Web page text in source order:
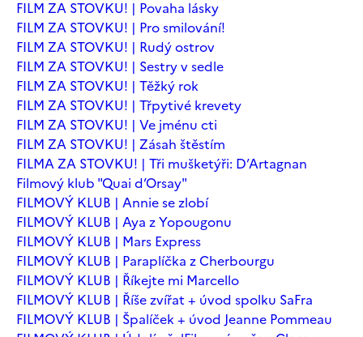
FILM ZA STOVKU! | Povaha lásky
FILM ZA STOVKU! | Pro smilování!
FILM ZA STOVKU! | Rudý ostrov
FILM ZA STOVKU! | Sestry v sedle
FILM ZA STOVKU! | Těžký rok
FILM ZA STOVKU! | Třpytivé krevety
FILM ZA STOVKU! | Ve jménu cti
FILM ZA STOVKU! | Zásah štěstím
FILMA ZA STOVKU! | Tři mušketýři: D’Artagnan
Filmový klub "Quai d’Orsay"
FILMOVÝ KLUB | Annie se zlobí
FILMOVÝ KLUB | Aya z Yopougonu
FILMOVÝ KLUB | Mars Express
FILMOVÝ KLUB | Paraplíčka z Cherbourgu
FILMOVÝ KLUB | Říkejte mi Marcello
FILMOVÝ KLUB | Říše zvířat + úvod spolku SaFra
FILMOVÝ KLUB | Špalíček + úvod Jeanne Pommeau